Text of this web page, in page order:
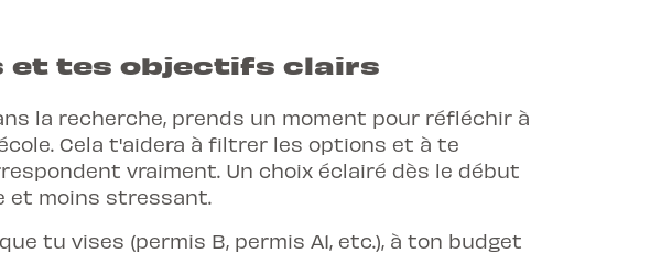
et tes objectifs clairs
la recherche, prends un moment pour réfléchir à
Cela t'aidera à filtrer les options et à te
vraiment. Un choix éclairé dès le début
et moins stressant.
tu vises (permis B, permis A1, etc.), à ton budget